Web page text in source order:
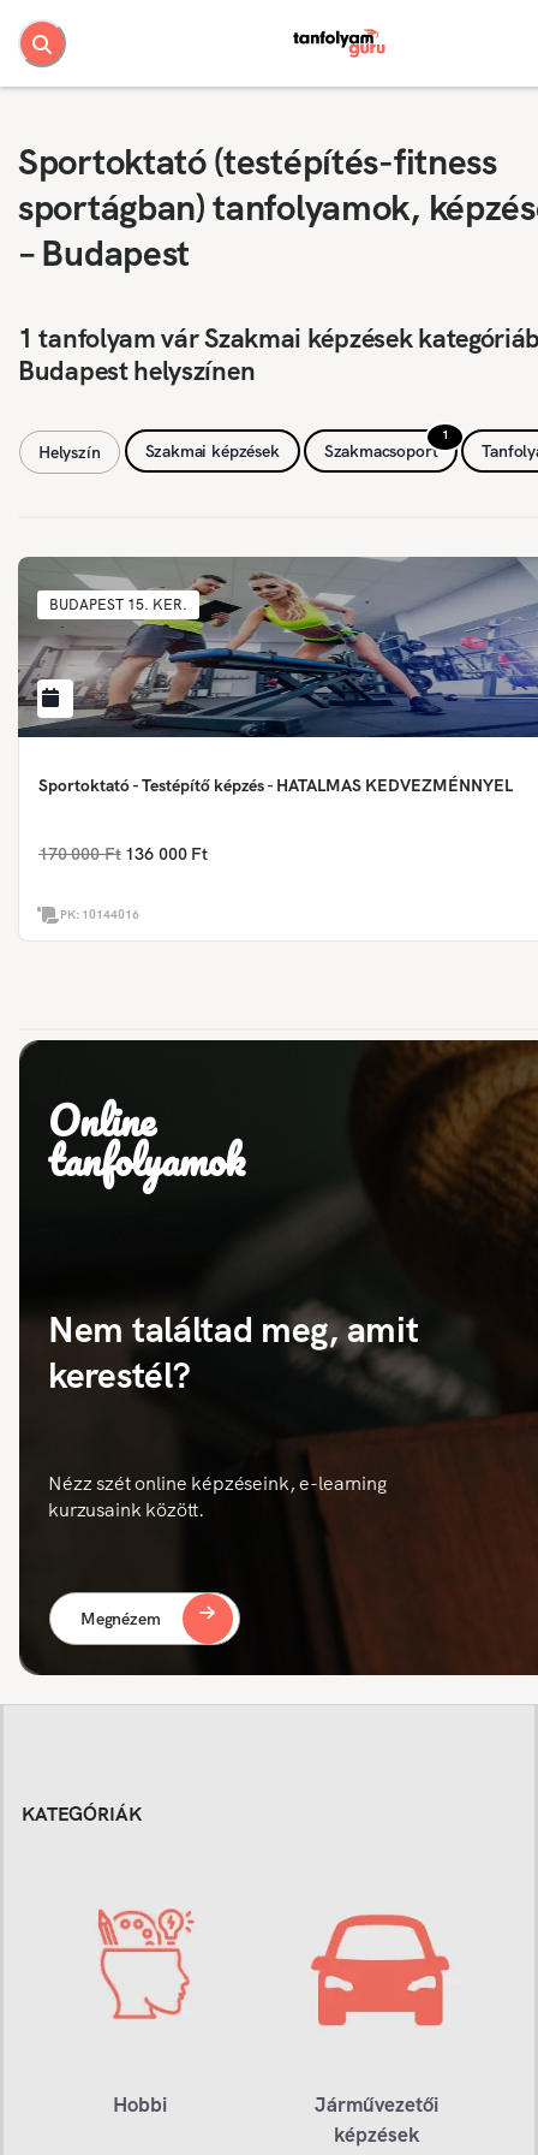
Sportoktató (testépítés-fitness
sportágban) tanfolyamok,
– Budapest
1 tanfolyam vár Szakmai képzések
Budapest helyszínen
Helyszín Szakmai képzések
1
Szakmacsoport
BUDAPEST 15. KER.
Sportoktató - Testépítő képzés - HATALMAS KEDVEZMÉNNYEL
170 000 Ft 136 000 Ft
PK: 10144016
Online
tanfolyamok
Nem találtad meg, amit
kerestél?
Nézz szét online képzéseink, e-learning
kurzusaink között.
Megnézem
KATEGÓRIÁK
Hobbi
Járművezetői
képzések